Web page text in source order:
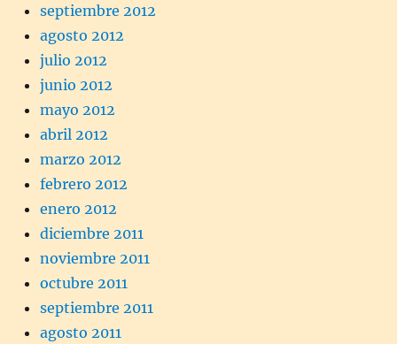
septiembre 2012
agosto 2012
julio 2012
junio 2012
mayo 2012
abril 2012
marzo 2012
febrero 2012
enero 2012
diciembre 2011
noviembre 2011
octubre 2011
septiembre 2011
agosto 2011